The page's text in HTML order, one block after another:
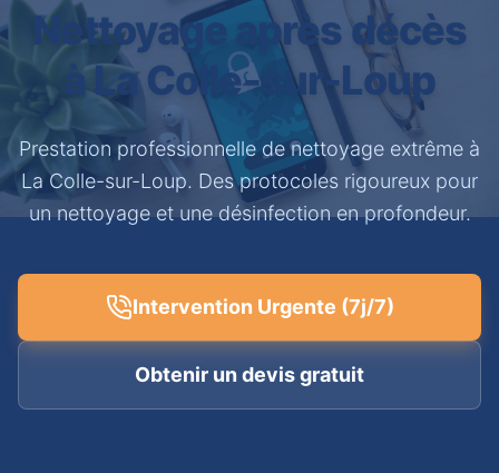
Nettoyage après décès
à La Colle-sur-Loup
Prestation professionnelle de nettoyage extrême à
La Colle-sur-Loup. Des protocoles rigoureux pour
un nettoyage et une désinfection en profondeur.
Intervention Urgente (7j/7)
Obtenir un devis gratuit